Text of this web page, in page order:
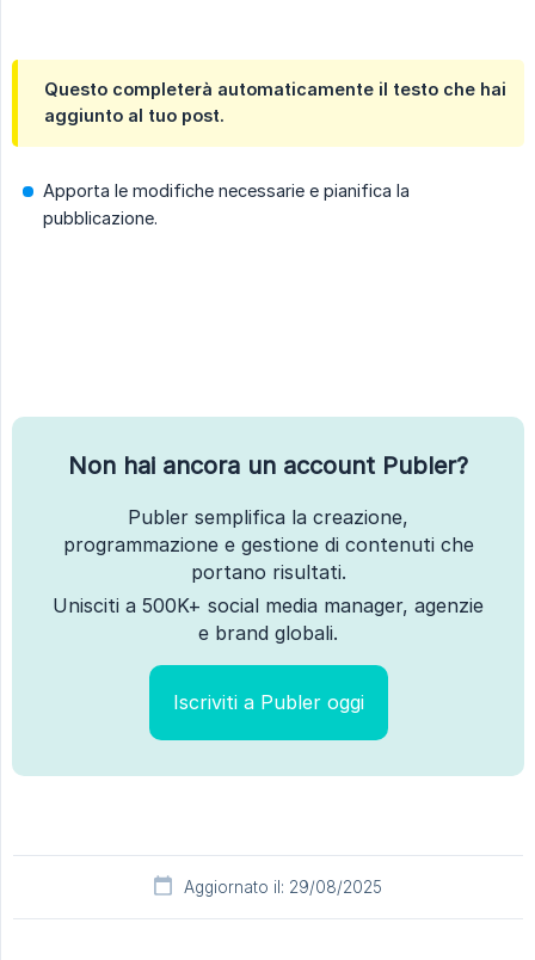
Questo completerà automaticamente il testo che hai
aggiunto al tuo post.
Apporta le modifiche necessarie e pianifica la
pubblicazione.
Non hai ancora un account Publer?
Publer semplifica la creazione,
programmazione e gestione di contenuti che
portano risultati.
Unisciti a 500K+ social media manager, agenzie
e brand globali.
Iscriviti a Publer oggi
Aggiornato il: 29/08/2025